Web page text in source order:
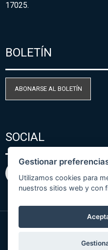
17025.
BOLETÍN
ABONARSE AL BOLETÍN
SOCIAL
by
Gestionar
Utilizamos cookies para
nuestros sitios web y con